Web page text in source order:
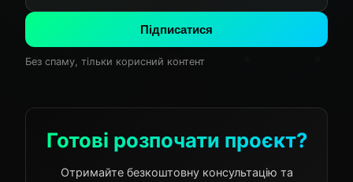
Підписатися
Без спаму, тільки корисний контент
Готові розпочати проєкт?
Отримайте безкоштовну консультацію та